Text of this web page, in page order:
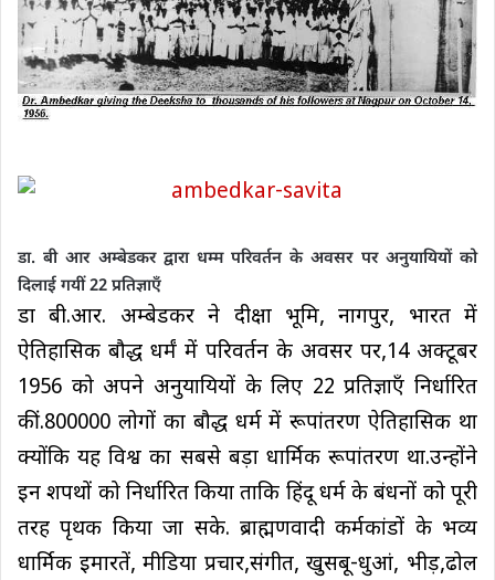
डा. बी आर अम्बेडकर द्वारा धम्म परिवर्तन के अवसर परअनुयायियों को
दिलाई गयीं 22 प्रतिज्ञाएँ
डा बी.आर. अम्बेडकर ने दीक्षा भूमि, नागपुर, भारत में
ऐतिहासिक बौद्ध धर्मं में परिवर्तन के अवसर पर,14 अक्टूबर
1956 को अपने अनुयायियों के लिए 22 प्रतिज्ञाएँ निर्धारित
कीं.800000 लोगों का बौद्ध धर्म में रूपांतरण ऐतिहासिक था
क्योंकि यह विश्व का सबसे बड़ा धार्मिक रूपांतरण था.उन्होंने
इन शपथों को निर्धारित किया ताकि हिंदू धर्म के बंधनों को पूरी
तरह पृथक किया जा सके. ब्राह्मणवादी कर्मकांडों के भव्य
धार्मिक इमारतें, मीडिया प्रचार,संगीत, खुसबू-धुआं, भीड़,ढोल